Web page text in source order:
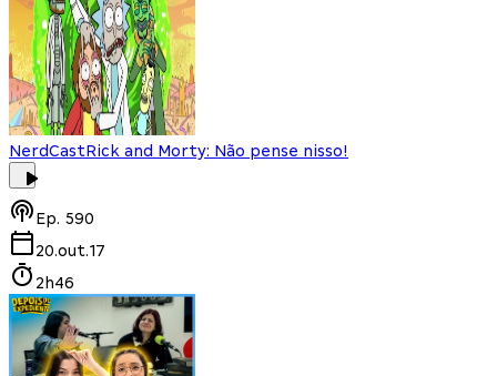
NerdCastRick and Morty: Não pense nisso!
Ep. 590
20.out.17
2h46